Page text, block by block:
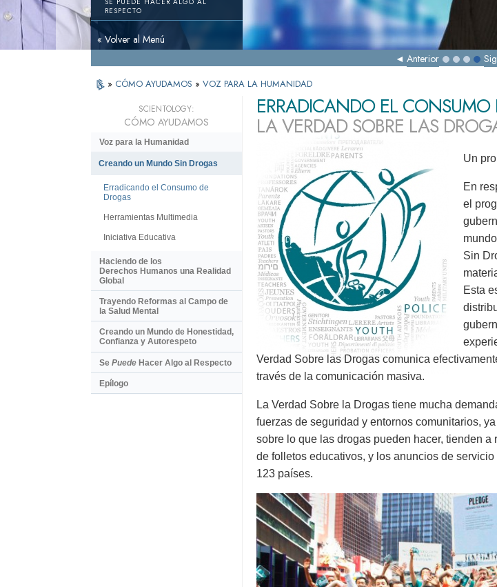
RESPECTO
« Volver al Menú
Anterior
» CÓMO AYUDAMOS » VOZ PARA LA HUMANIDAD
ERRADICANDO EL CONSUMO
LA VERDAD SOBRE LAS
Un
En
el
Sin
Esta
Verdad Sobre las Drogas comunica
través de la comunicación masiva.
La Verdad Sobre la Drogas tiene mucha
fuerzas de seguridad y entornos comunitarios,
sobre lo que las drogas pueden hacer, tienden
de folletos educativos, y los anuncios de
123 países.
SCIENTOLOGY:
CÓMO AYUDAMOS
Voz para la Humanidad
Creando un Mundo Sin Drogas
Erradicando el Consumo de
Drogas
Herramientas Multimedia
Iniciativa Educativa
Haciendo de los
Derechos Humanos una Realidad
Global
Trayendo Reformas al Campo de
la Salud Mental
Creando un Mundo de Honestidad,
Confianza y Autorespeto
Se Puede Hacer Algo al Respecto
Epílogo